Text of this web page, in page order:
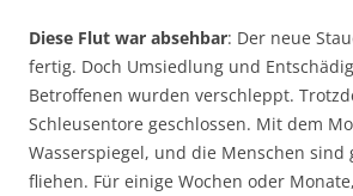
Diese Flut war absehbar: Der neue
fertig. Doch Umsiedlung und
Betroffenen wurden verschleppt.
Schleusentore geschlossen. Mit dem
Wasser­spiegel, und die Menschen sind
fliehen. Für einige Wochen oder